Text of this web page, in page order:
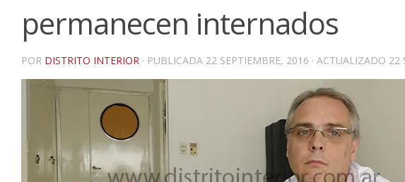
permanecen internados
POR DISTRITO INTERIOR · PUBLICADA 22 SEPTIEMBRE, 2016 · ACTUALIZADO 22